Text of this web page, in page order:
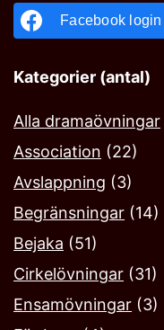
Facebook login
Kategorier (antal)
Alla dramaövningar
Association (22)
Avslappning (3)
Begränsningar (14)
Bejaka‎ (51)
Cirkelövningar (31)
Ensamövningar (3)